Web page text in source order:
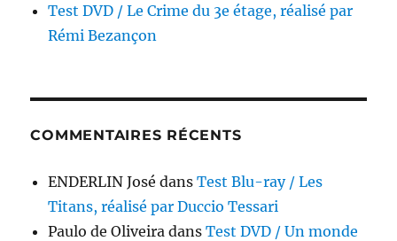
Test DVD / Le Crime du 3e étage, réalisé par
Rémi Bezançon
COMMENTAIRES RÉCENTS
ENDERLIN José dansTest Blu-ray / Les
Titans, réalisé par Duccio Tessari
Paulo de Oliveira dansTest DVD / Un monde